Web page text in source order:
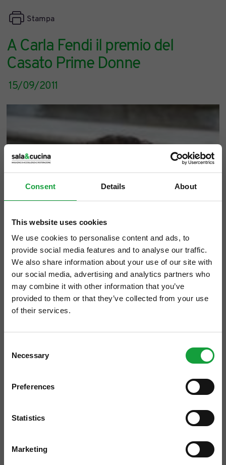
Consent Details About
This website uses cookies
We use cookies to personalise content and ads, to
provide social media features and to analyse our traffic.
We also share information about your use of our site with
our social media, advertising and analytics partners who
may combine it with other information that you’ve
provided to them or that they’ve collected from your use
of their services.
Selection
Necessary
Preferences
Statistics
Marketing
A Carla Fendi il premio del
Casato Prime Donne
Stampa
15/09/2011
Un segno nella moda che da ottantasette
anni è simbolo di italianità in ogni parte del
ISCRIVITI ALLA NEWSLETTER
Resta aggiornato su tutte le ultime novita nel campo